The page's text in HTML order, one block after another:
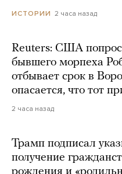
ИСТОРИИ 2 часа назад
Reuters: США
бывшего морпеха
отбывает срок в
опасается, что тот
2 часа назад
Трамп подписал
получение